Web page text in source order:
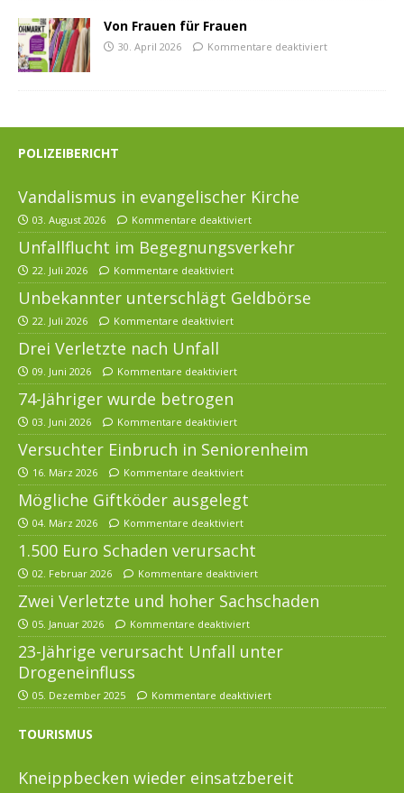
Von Frauen für Frauen
30. April 2026 Kommentare deaktiviert
POLIZEIBERICHT
Vandalismus in evangelischer Kirche
03. August 2026 Kommentare deaktiviert
Unfallflucht im Begegnungsverkehr
22. Juli 2026 Kommentare deaktiviert
Unbekannter unterschlägt Geldbörse
22. Juli 2026 Kommentare deaktiviert
Drei Verletzte nach Unfall
09. Juni 2026 Kommentare deaktiviert
74-Jähriger wurde betrogen
03. Juni 2026 Kommentare deaktiviert
Versuchter Einbruch in Seniorenheim
16. März 2026 Kommentare deaktiviert
Mögliche Giftköder ausgelegt
04. März 2026 Kommentare deaktiviert
1.500 Euro Schaden verursacht
02. Februar 2026 Kommentare deaktiviert
Zwei Verletzte und hoher Sachschaden
05. Januar 2026 Kommentare deaktiviert
23-Jährige verursacht Unfall unter
Drogeneinfluss
05. Dezember 2025 Kommentare deaktiviert
TOURISMUS
Kneippbecken wieder einsatzbereit